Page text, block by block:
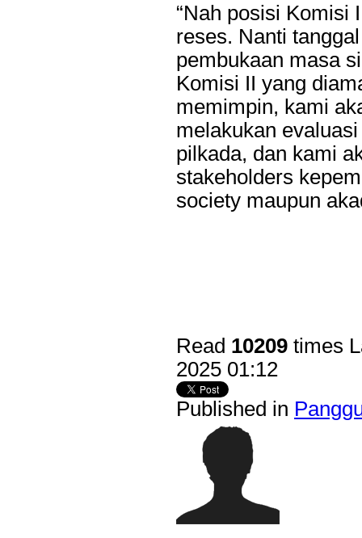
“Nah posisi Komisi
reses. Nanti
pembukaan masa
Komisi II yang
memimpin, kami
melakukan
pilkada, dan kami
stakeholders
society maupun
Read 10209 times
2025 01:12
Published in